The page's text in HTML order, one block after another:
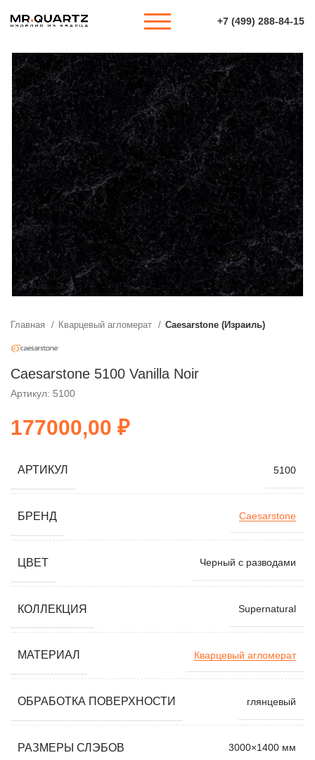
+7 (499) 288-84-15
Главная Кварцевый агломерат Caesarstone (Израиль)
Caesarstone 5100 Vanilla Noir
Артикул: 5100
₽
АРТИКУЛ 5100
БРЕНД Caesarstone
ЦВЕТ Черный с разводами
КОЛЛЕКЦИЯ Supernatural
МАТЕРИАЛ Кварцевый агломерат
ОБРАБОТКА ПОВЕРХНОСТИ глянцевый
РАЗМЕРЫ СЛЭБОВ 3000×1400 мм